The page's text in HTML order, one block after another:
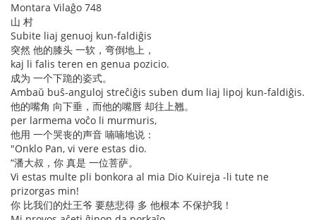
Montara Vilaĝo 748
山 村
Subite liaj genuoj kun-faldiĝis
突然 他的膝头 一软，弯倒地上，
kaj li falis teren en genua pozicio.
成为 一个下跪的姿式。
Ambaŭ buŝ-anguloj streĉiĝis suben dum liaj lipoj kun-faldiĝis.
他的嘴角 向下垂，而他的嘴唇 却往上翘。
per larmema voĉo li murmuris,
他用 一个哭丧的声音 喃喃地说：
"Onklo Pan, vi vere estas dio.
“潘大叔，你 真是 一位菩萨。
Vi estas multe pli bonkora al mia Dio Kuireja -li tute ne
prizorgas min!
你 比我们的灶王爷 要慈悲得 多 他根本 不保护我！